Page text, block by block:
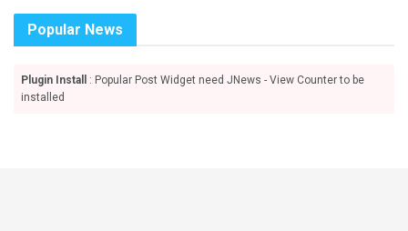
Popular News
Plugin Install
: Popular Post Widget need JNews - View Counter to be
installed